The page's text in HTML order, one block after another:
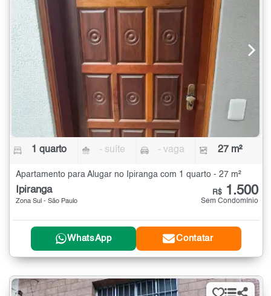
1 quarto - suíte - vaga 27 m²
Apartamento para Alugar no Ipiranga com 1 quarto - 27 m²
Ipiranga
Zona Sul - São Paulo
R$ 1.500
Sem Condomínio
WhatsApp Contatar